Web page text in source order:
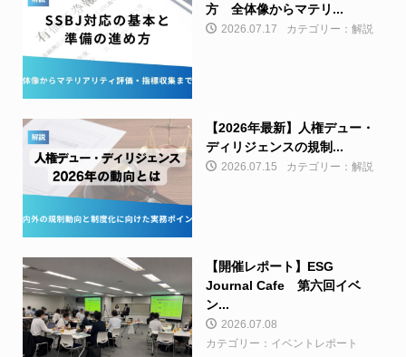
方 全体像からマテリ...
2026.07.17 カテゴリー：解説
【2026年最新】人権デュー・
ディリジェンスの規制...
2026.07.15 カテゴリー：解説
【開催レポート】ESG
Journal Cafe 第六回イベ
ン...
2026.07.08
カテゴリー：イベントレポート